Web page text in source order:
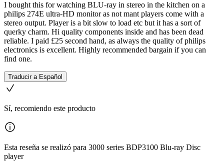
I bought this for watching BLU-ray in stereo in the kitchen on a
philips 274E ultra-HD monitor as not mant players come with a
stereo output. Player is a bit slow to load etc but it has a sort of
querky charm. Hi quality components inside and has been dead
reliable. I paid £25 second hand, as always the quality of philips
electronics is excellent. Highly recommended bargain if you can
find one.
Traducir a Español
Sí, recomiendo este producto
Esta reseña se realizó para 3000 series BDP3100 Blu-ray Disc
player